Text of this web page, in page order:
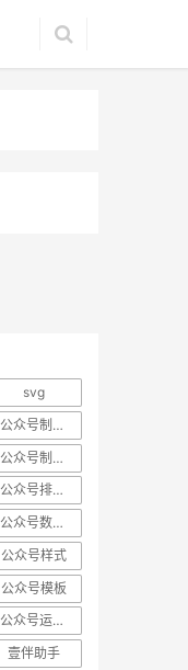
svg
公众号制作、公众号模板
公众号制作，公众号排版、微信编辑器
公众号排版，公众号素材
公众号数据分析
公众号样式
公众号模板
公众号运营，公众号编辑器
壹伴助手